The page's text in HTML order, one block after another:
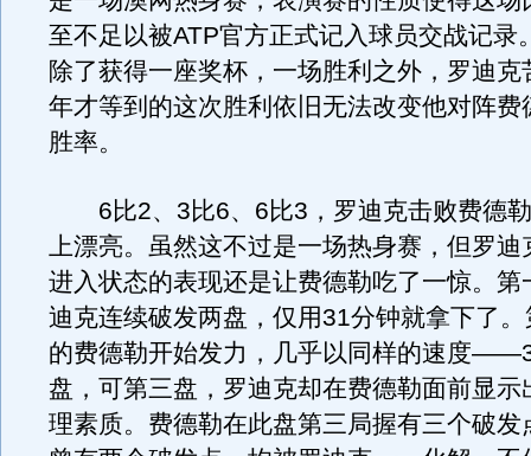
至不足以被ATP官方正式记入球员交战记录
除了获得一座奖杯，一场胜利之外，罗迪克
年才等到的这次胜利依旧无法改变他对阵费
胜率。
6比2、3比6、6比3，罗迪克击败费德
上漂亮。虽然这不过是一场热身赛，但罗迪
进入状态的表现还是让费德勒吃了一惊。第
迪克连续破发两盘，仅用31分钟就拿下了
的费德勒开始发力，几乎以同样的速度
盘，可第三盘，罗迪克却在费德勒面前显示
理素质。费德勒在此盘第三局握有三个破发